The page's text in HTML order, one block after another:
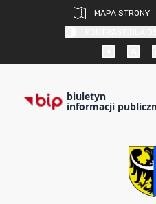
MAPA STRONY
biuletyn
informacji